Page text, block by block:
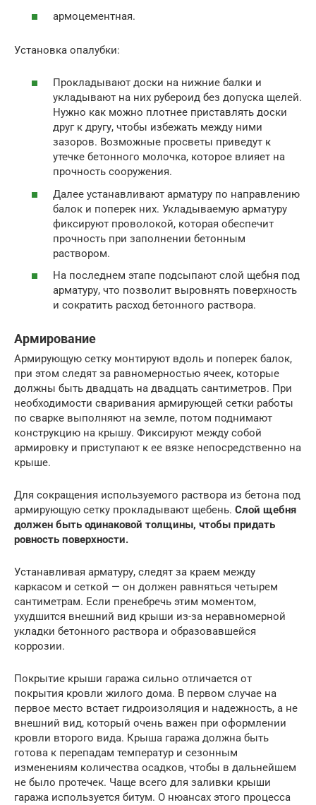
армоцементная.
Установка опалубки:
Прокладывают доски на нижние балки и
укладывают на них рубероид без допуска щелей.
Нужно как можно плотнее приставлять доски
друг к другу, чтобы избежать между ними
зазоров. Возможные просветы приведут к
утечке бетонного молочка, которое влияет на
прочность сооружения.
Далее устанавливают арматуру по направлению
балок и поперек них. Укладываемую арматуру
фиксируют проволокой, которая обеспечит
прочность при заполнении бетонным
раствором.
На последнем этапе подсыпают слой щебня под
арматуру, что позволит выровнять поверхность
и сократить расход бетонного раствора.
Армирование
Армирующую сетку монтируют вдоль и поперек балок,
при этом следят за равномерностью ячеек, которые
должны быть двадцать на двадцать сантиметров. При
необходимости сваривания армирующей сетки работы
по сварке выполняют на земле, потом поднимают
конструкцию на крышу. Фиксируют между собой
армировку и приступают к ее вязке непосредственно на
крыше.
Для сокращения используемого раствора из бетона под
армирующую сетку прокладывают щебень. Слой щебня
должен быть одинаковой толщины, чтобы придать
ровность поверхности.
Устанавливая арматуру, следят за краем между
каркасом и сеткой — он должен равняться четырем
сантиметрам. Если пренебречь этим моментом,
ухудшится внешний вид крыши из-за неравномерной
укладки бетонного раствора и образовавшейся
коррозии.
Покрытие крыши гаража сильно отличается от
покрытия кровли жилого дома. В первом случае на
первое место встает гидроизоляция и надежность, а не
внешний вид, который очень важен при оформлении
кровли второго вида. Крыша гаража должна быть
готова к перепадам температур и сезонным
изменениям количества осадков, чтобы в дальнейшем
не было протечек. Чаще всего для заливки крыши
гаража используется битум. О нюансах этого процесса